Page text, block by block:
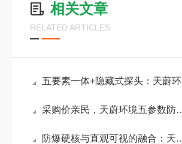
相关文章
RELATED ARTICLES
五要素一体+隐藏式探头：天蔚环境防爆气象站破解雨雪遮挡与机械损耗难题
采购价亲民，天蔚环境五参数防爆气象站，全固态免维护设计让长期投入更划算
防爆硬核与直观可视的融合：天蔚环境防爆气象站重塑安全巡检体验